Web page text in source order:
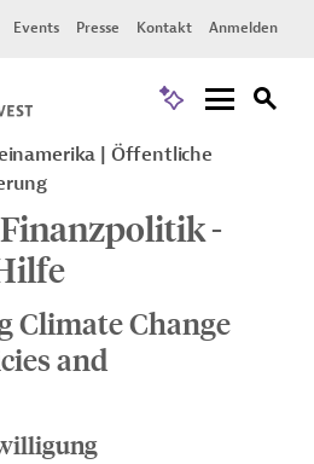
Events Presse Kontakt Anmelden
Öffentliche
-
Climate Change
and